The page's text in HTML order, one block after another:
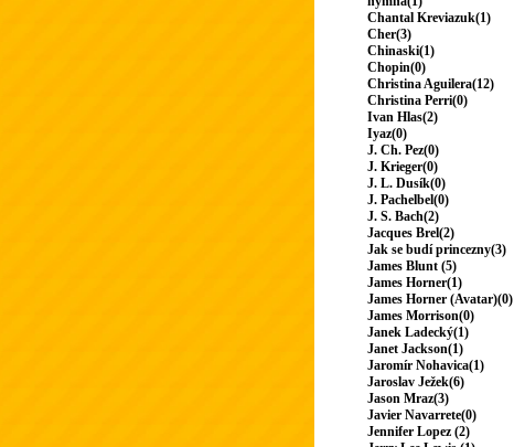
Chantal Kreviazuk(1)
Cher(3)
Chinaski(1)
Chopin(0)
Christina Aguilera(12)
Christina Perri(0)
Ivan Hlas(2)
Iyaz(0)
J. Ch. Pez(0)
J. Krieger(0)
J. L. Dusík(0)
J. Pachelbel(0)
J. S. Bach(2)
Jacques Brel(2)
Jak se budí princezny(3)
James Blunt (5)
James Horner(1)
James Horner (Avatar)(0)
James Morrison(0)
Janek Ladecký(1)
Janet Jackson(1)
Jaromír Nohavica(1)
Jaroslav Ježek(6)
Jason Mraz(3)
Javier Navarrete(0)
Jennifer Lopez (2)